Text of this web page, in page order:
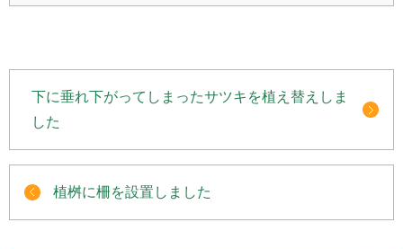
下に垂れ下がってしまったサツキを植え替えしま
した
植桝に柵を設置しました